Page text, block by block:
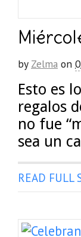
by Zelma on
Esto es
regalos
no fue
sea un
READ FULL